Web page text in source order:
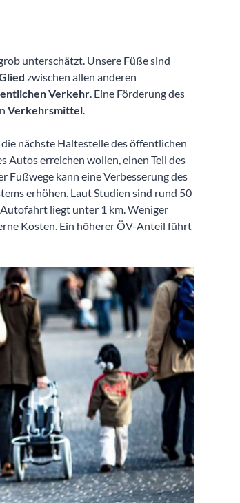
unterschätzt. Unsere Füße sind
zwischen allen anderen
Verkehr. Eine Förderung des
Verkehrsmittel.
die nächste Haltestelle des öffentlichen
Autos erreichen wollen, einen Teil des
Fußwege kann eine Verbesserung des
erhöhen. Laut Studien sind rund 50
liegt unter 1 km. Weniger
Kosten. Ein höherer ÖV-Anteil führt